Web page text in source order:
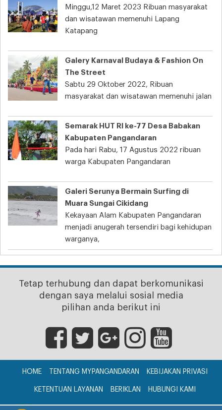
Minggu,12 Maret 2023 Ribuan masyarakat
dan wisatawan memenuhi Lapang
Katapang
Galery Karnaval Budaya & Fashion On
The Street
Sabtu 29 Oktober 2022, Ribuan
masyarakat dan wisatawan memenuhi jalan
Semarak HUT RI ke-77 Desa Babakan
Kabupaten Pangandaran
Pada hari Rabu, 17 Agustus 2022 ribuan
warga Kabupaten Pangandaran
Galeri Serunya Bermain Surfing di
Muara Sungai Cikidang
Kekayaan Alam Kabupaten Pangandaran
menjadi anugerah tersendiri bagi kehidupan
warganya,
Tetap terhubung dan dapat berkomunikasi
dengan saya melalui sosial media
pilihan anda berikut ini
HOME TENTANG MYPANGANDARAN KEBIJAKAN PRIVASI
KETENTUAN LAYANAN BERIKLAN HUBUNGI KAMI